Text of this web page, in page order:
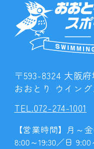
〒593-8324 大阪
おおとり ウイン
TEL.072-274-1001
【営業時間】月～
8:00～19:30／日 9:00